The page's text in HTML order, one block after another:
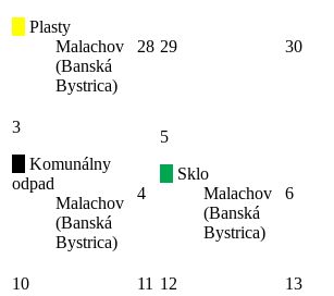
Plasty
Malachov
(Banská
Bystrica)
28 29 30
3
Komunálny
odpad
Malachov
(Banská
Bystrica)
4
5
Sklo
Malachov
(Banská
Bystrica)
6
10 11 12 13